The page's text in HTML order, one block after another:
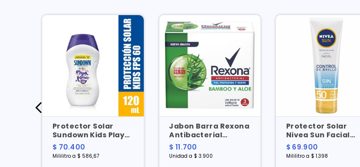
Protector Solar
Sundown Kids Playa
Y Piscina Spf 60 X
120 Ml
$ 70.400
Mililitro a $ 586,67
Jabon Barra Rexona
Antibacterial
Bamboo Y Aloe X 110
Gr X 3 Und
$ 11.700
Unidad a $ 3.900
Protector Solar
Nivea Sun Facial
Control Brillo Spf 50
X 50 Ml
$ 69.900
Mililitro a $ 1.398